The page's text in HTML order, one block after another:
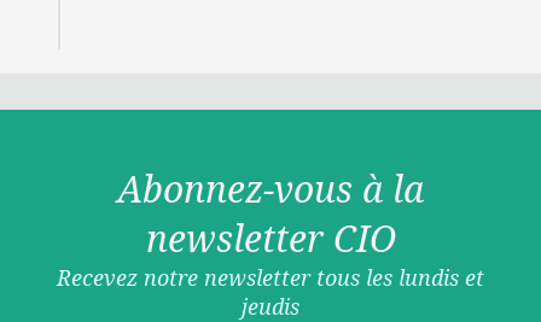
Abonnez-vous à la
newsletter CIO
Recevez notre newsletter tous les lundis et
jeudis